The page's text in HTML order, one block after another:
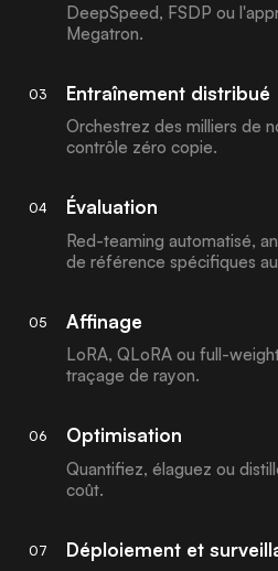
DeepSpeed, FSDP ou
Megatron.
03 Entraînement distribué
Orchestrez des milliers de
contrôle zéro copie.
04 Évaluation
Red-teaming automatisé,
de référence spécifiques
05 Affinage
LoRA, QLoRA ou full-
traçage de rayon.
06 Optimisation
Quantifiez, élaguez ou
coût.
07 Déploiement et